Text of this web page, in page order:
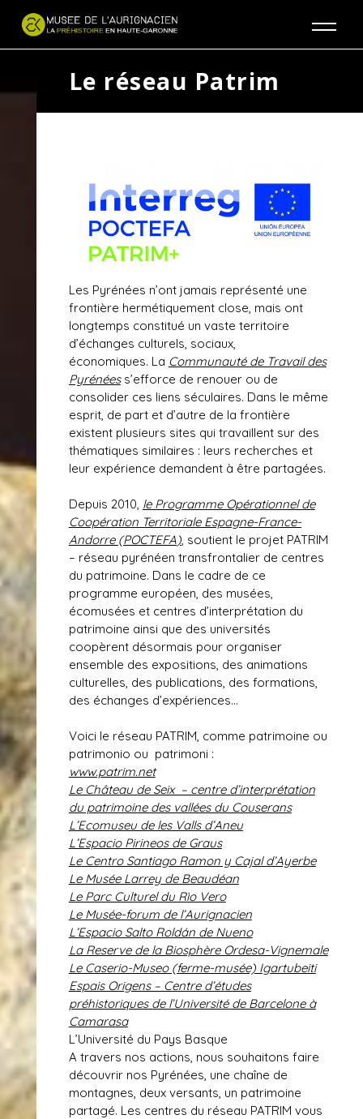
Le réseau Patrim
Les Pyrénées n’ont jamais représenté une
frontière hermétiquement close, mais ont
longtemps constitué un vaste territoire
d’échanges culturels, sociaux,
économiques. La Communauté de Travail des
Pyrénéess’efforce de renouer ou de
consolider ces liens séculaires. Dans le même
esprit, de part et d’autre de la frontière
existent plusieurs sites qui travaillent sur des
thématiques similaires : leurs recherches et
leur expérience demandent à être partagées.
Depuis 2010, le Programme Opérationnel de
Coopération Territoriale Espagne-France-
Andorre (POCTEFA), soutient le projet PATRIM
– réseau pyrénéen transfrontalier de centres
du patrimoine. Dans le cadre de ce
programme européen, des musées,
écomusées et centres d’interprétation du
patrimoine ainsi que des universités
coopèrent désormais pour organiser
ensemble des expositions, des animations
culturelles, des publications, des formations,
des échanges d’expériences…
Voici le réseau PATRIM, comme patrimoine ou
patrimonio ou patrimoni :
www.patrim.net
Le Château de Seix – centre d’interprétation
du patrimoine des vallées du Couserans
L’Ecomuseu de les Valls d’Aneu
L’Espacio Pirineos de Graus
Le Centro Santiago Ramon y Cajal d’Ayerbe
Le Musée Larrey de Beaudéan
Le Parc Culturel du Rìo Vero
Le Musée-forum de l’Aurignacien
L’Espacio Salto Roldán de Nueno
La Reserve de la Biosphère Ordesa-Vignemale
Le Caserio-Museo (ferme-musée) Igartubeiti
Espais Origens – Centre d’études
préhistoriques de l’Université de Barcelone à
Camarasa
L’Université du Pays Basque
A travers nos actions, nous souhaitons faire
découvrir nos Pyrénées, une chaîne de
montagnes, deux versants, un patrimoine
partagé. Les centres du réseau PATRIM vous